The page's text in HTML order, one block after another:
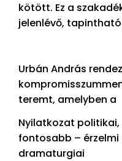
kötött. Ez a
jelenlévő,
Urbán András
teremt, amelyben a
Nyilatkozat
fontosabb – érzelmi
dramaturgiai